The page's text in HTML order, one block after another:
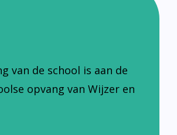
opvang van Wijzer en